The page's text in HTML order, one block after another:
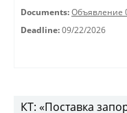
Documents: Объявление
Deadline: 09/22/2026
КТ: «Поставка